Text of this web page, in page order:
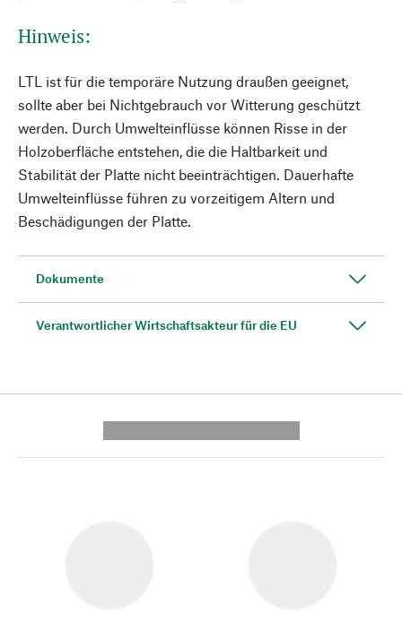
Hinweis:
LTL ist für die temporäre Nutzung draußen geeignet,
sollte aber bei Nichtgebrauch vor Witterung geschützt
werden. Durch Umwelteinflüsse können Risse in der
Holzoberfläche entstehen, die die Haltbarkeit und
Stabilität der Platte nicht beeinträchtigen. Dauerhafte
Umwelteinflüsse führen zu vorzeitigem Altern und
Beschädigungen der Platte.
Dokumente
Verantwortlicher Wirtschaftsakteur für die EU